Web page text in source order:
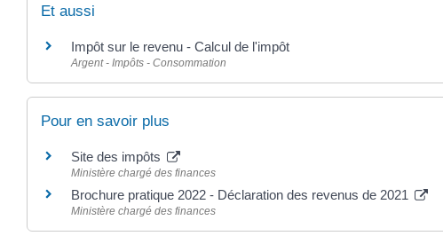
Et aussi
Impôt sur le revenu - Calcul de l'impôt
Argent - Impôts - Consommation
Pour en savoir plus
Site des impôts
Ministère chargé des finances
Brochure pratique 2022 - Déclaration des revenus de 2021
Ministère chargé des finances